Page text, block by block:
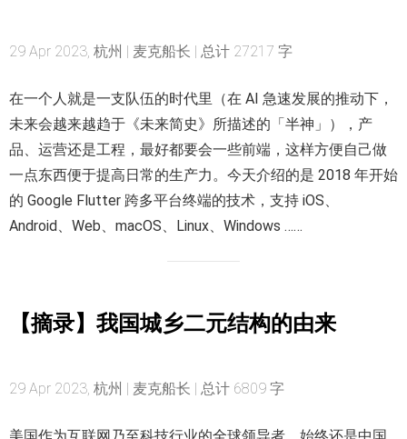
29 Apr 2023, 杭州 | 麦克船长 | 总计 27217 字
在一个人就是一支队伍的时代里（在 AI 急速发展的推动下，
未来会越来越趋于《未来简史》所描述的「半神」），产
品、运营还是工程，最好都要会一些前端，这样方便自己做
一点东西便于提高日常的生产力。今天介绍的是 2018 年开始
的 Google Flutter 跨多平台终端的技术，支持 iOS、
Android、Web、macOS、Linux、Windows ……
【摘录】我国城乡二元结构的由来
29 Apr 2023, 杭州 | 麦克船长 | 总计 6809 字